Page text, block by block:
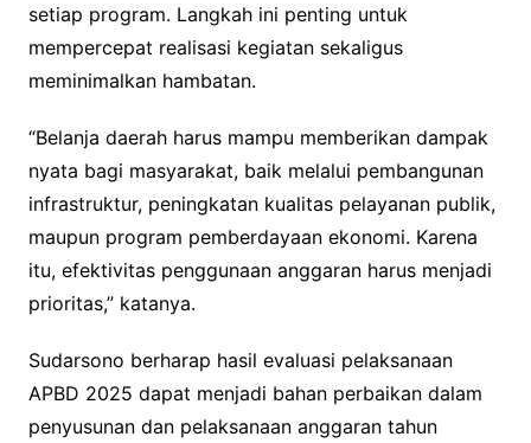
setiap program. Langkah ini penting untuk
mempercepat realisasi kegiatan sekaligus
meminimalkan hambatan.
“Belanja daerah harus mampu memberikan dampak
nyata bagi masyarakat, baik melalui pembangunan
infrastruktur, peningkatan kualitas pelayanan publik,
maupun program pemberdayaan ekonomi. Karena
itu, efektivitas penggunaan anggaran harus menjadi
prioritas,” katanya.
Sudarsono berharap hasil evaluasi pelaksanaan
APBD 2025 dapat menjadi bahan perbaikan dalam
penyusunan dan pelaksanaan anggaran tahun